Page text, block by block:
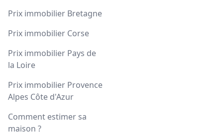
Prix immobilier Bretagne
Prix immobilier Corse
Prix immobilier Pays de
la Loire
Prix immobilier Provence
Alpes Côte d'Azur
Comment estimer sa
maison ?